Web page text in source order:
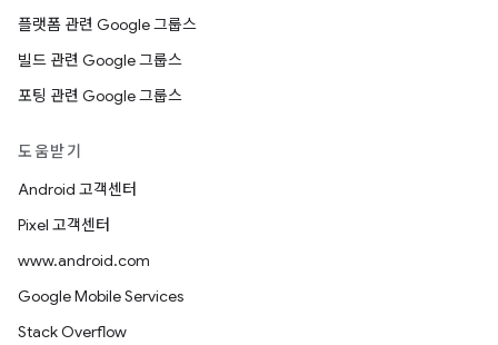
플랫폼 관련 Google 그룹스
빌드 관련 Google 그룹스
포팅 관련 Google 그룹스
도움받기
Android 고객센터
Pixel 고객센터
www.android.com
Google Mobile Services
Stack Overflow